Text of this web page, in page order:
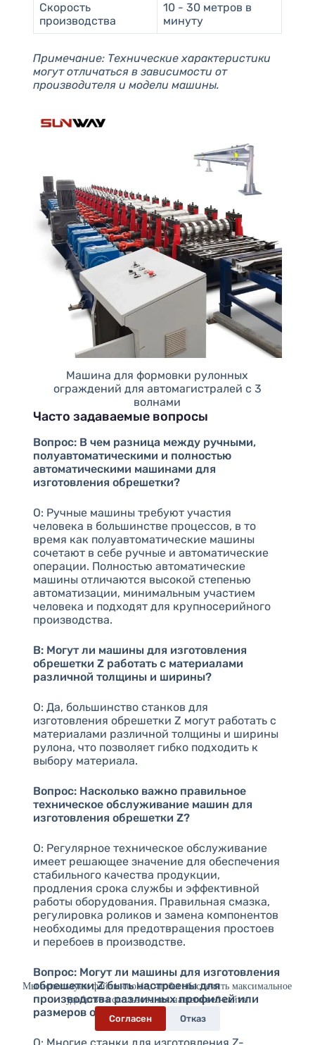
Мы используем файлы cookie, чтобы обеспечить максимальное
удобство использования нашего веб-сайта.
Согласен
Отказ
Скорость
производства
10 - 30 метров в
минуту
Примечание: Технические характеристики
могут отличаться в зависимости от
производителя и модели машины.
Машина для формовки рулонных
ограждений для автомагистралей с 3
волнами
Часто задаваемые вопросы
Вопрос: В чем разница между ручными,
полуавтоматическими и полностью
автоматическими машинами для
изготовления обрешетки?
О: Ручные машины требуют участия
человека в большинстве процессов, в то
время как полуавтоматические машины
сочетают в себе ручные и автоматические
операции. Полностью автоматические
машины отличаются высокой степенью
автоматизации, минимальным участием
человека и подходят для крупносерийного
производства.
В: Могут ли машины для изготовления
обрешетки Z работать с материалами
различной толщины и ширины?
О: Да, большинство станков для
изготовления обрешетки Z могут работать с
материалами различной толщины и ширины
рулона, что позволяет гибко подходить к
выбору материала.
Вопрос: Насколько важно правильное
техническое обслуживание машин для
изготовления обрешетки Z?
О: Регулярное техническое обслуживание
имеет решающее значение для обеспечения
стабильного качества продукции,
продления срока службы и эффективной
работы оборудования. Правильная смазка,
регулировка роликов и замена компонентов
необходимы для предотвращения простоев
и перебоев в производстве.
Вопрос: Могут ли машины для изготовления
обрешетки Z быть настроены для
производства различных профилей или
размеров обрешетки?
О: Многие станки для изготовления Z-